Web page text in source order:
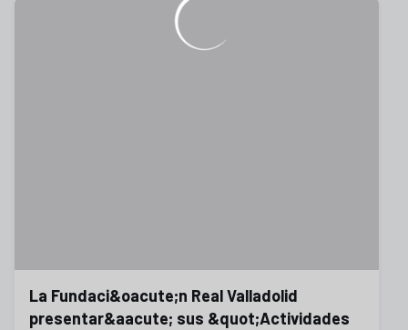
La Fundaci&oacute;n Real Valladolid
presentar&aacute; sus &quot;Actividades